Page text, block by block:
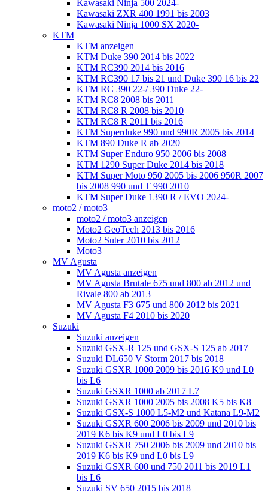
Kawasaki Ninja 500 2024-
Kawasaki ZXR 400 1991 bis 2003
Kawasaki Ninja 1000 SX 2020-
KTM
KTM anzeigen
KTM Duke 390 2014 bis 2022
KTM RC390 2014 bis 2016
KTM RC390 17 bis 21 und Duke 390 16 bis 22
KTM RC 390 22-/ 390 Duke 22-
KTM RC8 2008 bis 2011
KTM RC8 R 2008 bis 2010
KTM RC8 R 2011 bis 2016
KTM Superduke 990 und 990R 2005 bis 2014
KTM 890 Duke R ab 2020
KTM Super Enduro 950 2006 bis 2008
KTM 1290 Super Duke 2014 bis 2018
KTM Super Moto 950 2005 bis 2006 950R 2007
bis 2008 990 und T 990 2010
KTM Super Duke 1390 R / EVO 2024-
moto2 / moto3
moto2 / moto3 anzeigen
Moto2 GeoTech 2013 bis 2016
Moto2 Suter 2010 bis 2012
Moto3
MV Agusta
MV Agusta anzeigen
MV Agusta Brutale 675 und 800 ab 2012 und
Rivale 800 ab 2013
MV Agusta F3 675 und 800 2012 bis 2021
MV Agusta F4 2010 bis 2020
Suzuki
Suzuki anzeigen
Suzuki GSX-R 125 und GSX-S 125 ab 2017
Suzuki DL650 V Storm 2017 bis 2018
Suzuki GSXR 1000 2009 bis 2016 K9 und L0
bis L6
Suzuki GSXR 1000 ab 2017 L7
Suzuki GSXR 1000 2005 bis 2008 K5 bis K8
Suzuki GSX-S 1000 L5-M2 und Katana L9-M2
Suzuki GSXR 600 2006 bis 2009 und 2010 bis
2019 K6 bis K9 und L0 bis L9
Suzuki GSXR 750 2006 bis 2009 und 2010 bis
2019 K6 bis K9 und L0 bis L9
Suzuki GSXR 600 und 750 2011 bis 2019 L1
bis L6
Suzuki SV 650 2015 bis 2018